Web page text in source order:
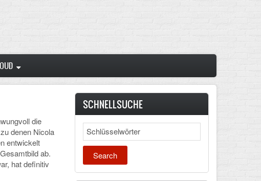
die
denen Nicola
entwickelt
ab.
hat definitiv
SCHNELLSUCHE
Search